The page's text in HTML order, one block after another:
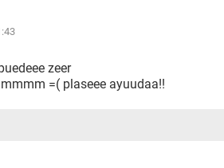
zeer
=( plaseee ayuudaa!!